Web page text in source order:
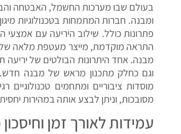
בעולם שבו מערכות החשמל, האבטחה
ומבנה. חברות המתמחות בטכנולוגיות
פתרונות כולל. שילוב היריעה עם אמצעי
התראה מוקדמת, מייצר מעטפת מלאה של
מבנה. אחד היתרונות הבולטים של יריעה
וגם כחלק מתכנון מראש של מבנה
מוסדות ציבוריים ומתחמים
מסובכות, וניתן לבצע אותה במהירות
עמידות לאורך זמן